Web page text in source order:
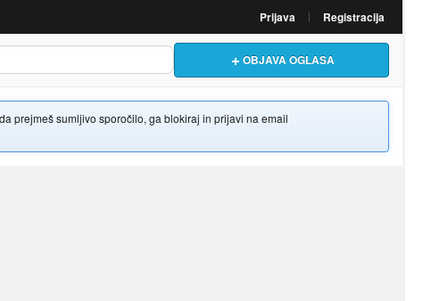
Prijava Registracija
OBJAVA OGLASA
prejmeš sumljivo sporočilo, ga blokiraj in prijavi na email